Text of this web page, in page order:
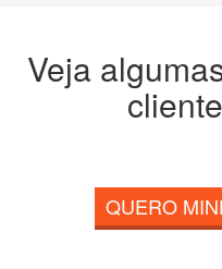
Veja
QUERO